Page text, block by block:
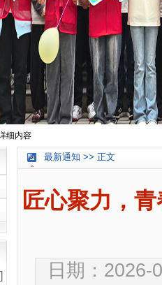
细内容
最新通知 >> 正文
匠心聚力，
日期：